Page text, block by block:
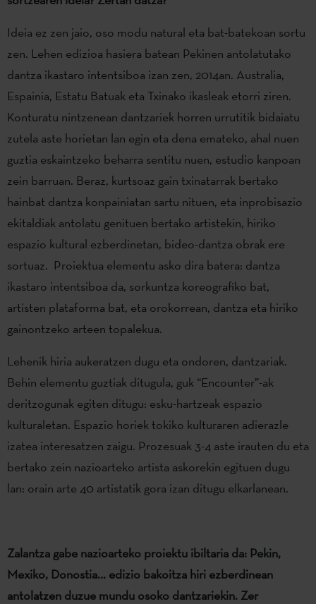
Ideia ez zen jaio, oso modu natural eta bat-batekoan sortu
zen. Lehen edizioa hasiera batean Pekinen antolatutako
dantza ikastaro intentsiboa izan zen, 2014an. Australia,
Espainia, Estatu Batuak eta Txinako ikasleak etorri ziren.
Konturatu nintzenean dantzariek horren urrutitik bidaiatu
zutela aste horietan lan egin eta dena emateko, ahal nuen
guztia eskaintzeko beharra sentitu nuen, estudio kanpoan
zein barruan. Beraz, kurtsoaz gain txinatarrak bertako
hainbat dantza konpainiatan sartu nituen, eta inprobisazio
ekitaldiak antolatu genituen bertako artistekin, hiriko
espazio kultural ezberdinetan, bideo-dantza obrak ere
sortuaz. Proiektua elementu asko dira batera: dantza
ikastaro intentsiboa da, sorkuntza koreografiko bat,
artisten plataforma bat, eta orokorrean, dantza eta hiriko
gainontzeko arteen topalekua.
Lehenik hiria aukeratzen dugu eta ondoren, dantzariak.
Behin elementu guztiak ditugula, guk “Encounter”-ak
deritzogunak egiten ditugu: esku-hartzeak espazio
kulturaletan. Espazio horiek tokiko kulturaren adierazle
izatea interesatzen zaigu. Prozesuak 3-4 aste irauten du eta
bertako zein nazioarteko artista askorekin egituen dugu
lan: orain arte 40 artistatik gora izan ditugu elkarlanean.
Zalantza gabe nazioarteko proiektu ibiltaria da: Pekin,
Mexiko, Donostia... edizio bakoitza hiri ezberdinean
antolatzen duzue mundu osoko dantzariekin. Zer